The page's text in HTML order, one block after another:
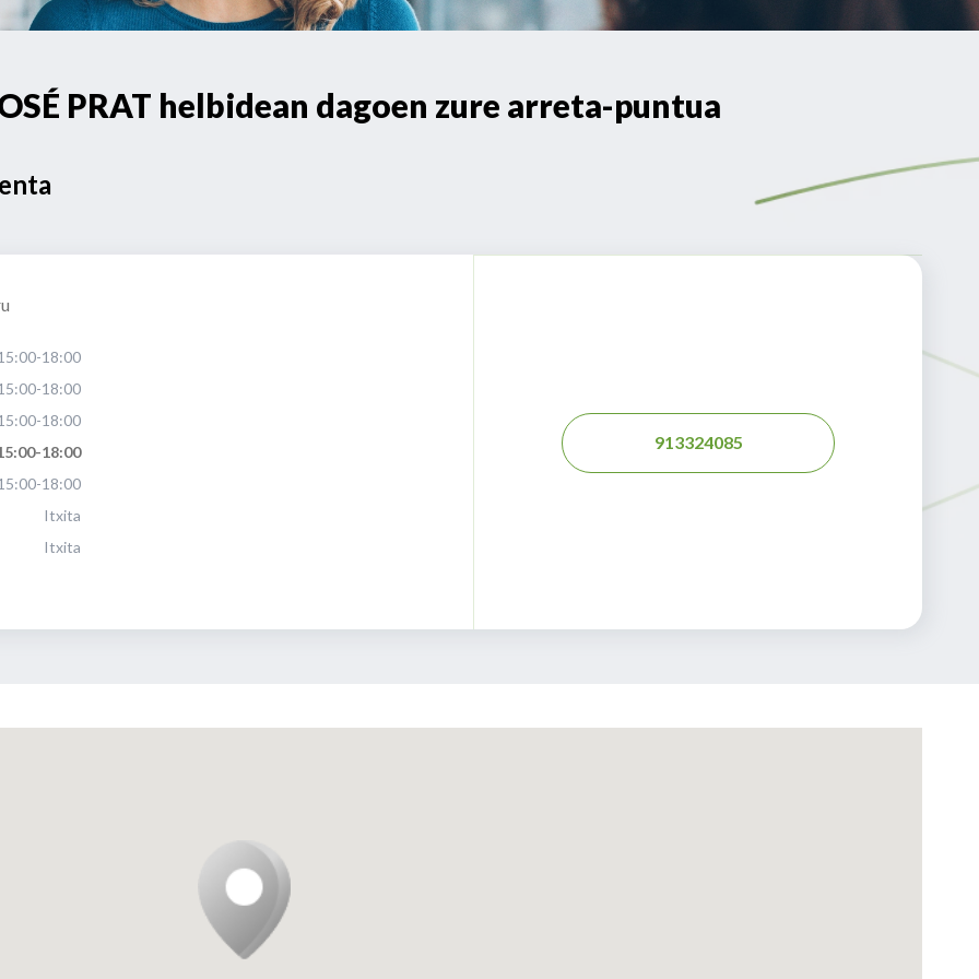
PRAT helbidean dagoen zure arreta-puntua
18:00
18:00
18:00
18:00
18:00
Itxita
Itxita
913324085